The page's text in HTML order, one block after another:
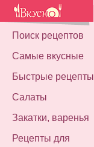
Поиск рецептов
Самые вкусные
Быстрые рецепты
Салаты
Закатки, варенья
Рецепты для